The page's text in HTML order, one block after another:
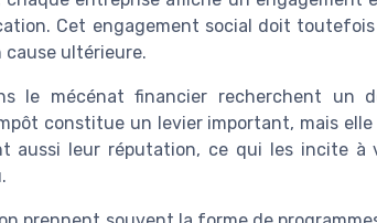
Cet engagement social doit
ultérieure.
le mécénat financier recherchent un
constitue un levier important, mais
aussi leur réputation, ce qui les incite à